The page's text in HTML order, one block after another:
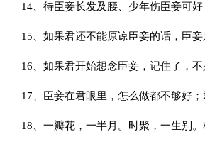
14、待臣妾长发及腰、少年伤臣妾可
15、如果君还不能原谅臣妾的话，臣
16、如果君开始想念臣妾，记住了，
17、臣妾在君眼里，怎么做都不够好
18、一瓣花，一半月。时聚，一生别